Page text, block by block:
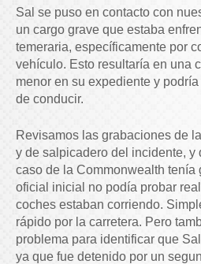
Sal se puso en contacto con
un cargo grave que estaba
temeraria, específicamente por
vehículo. Esto resultaría en una
menor en su expediente y
de conducir.
Revisamos las grabaciones de
y de salpicadero del incidente, y
caso de la Commonwealth tenía
oficial inicial no podía probar
coches estaban corriendo.
rápido por la carretera. Pero
problema para identificar que
ya que fue detenido por un